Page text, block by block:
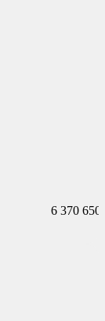
6 370 650